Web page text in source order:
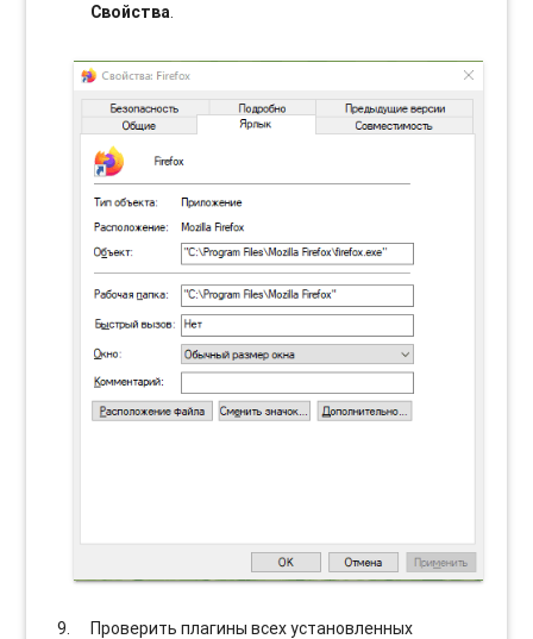
Свойства.
Проверить плагины всех установленных